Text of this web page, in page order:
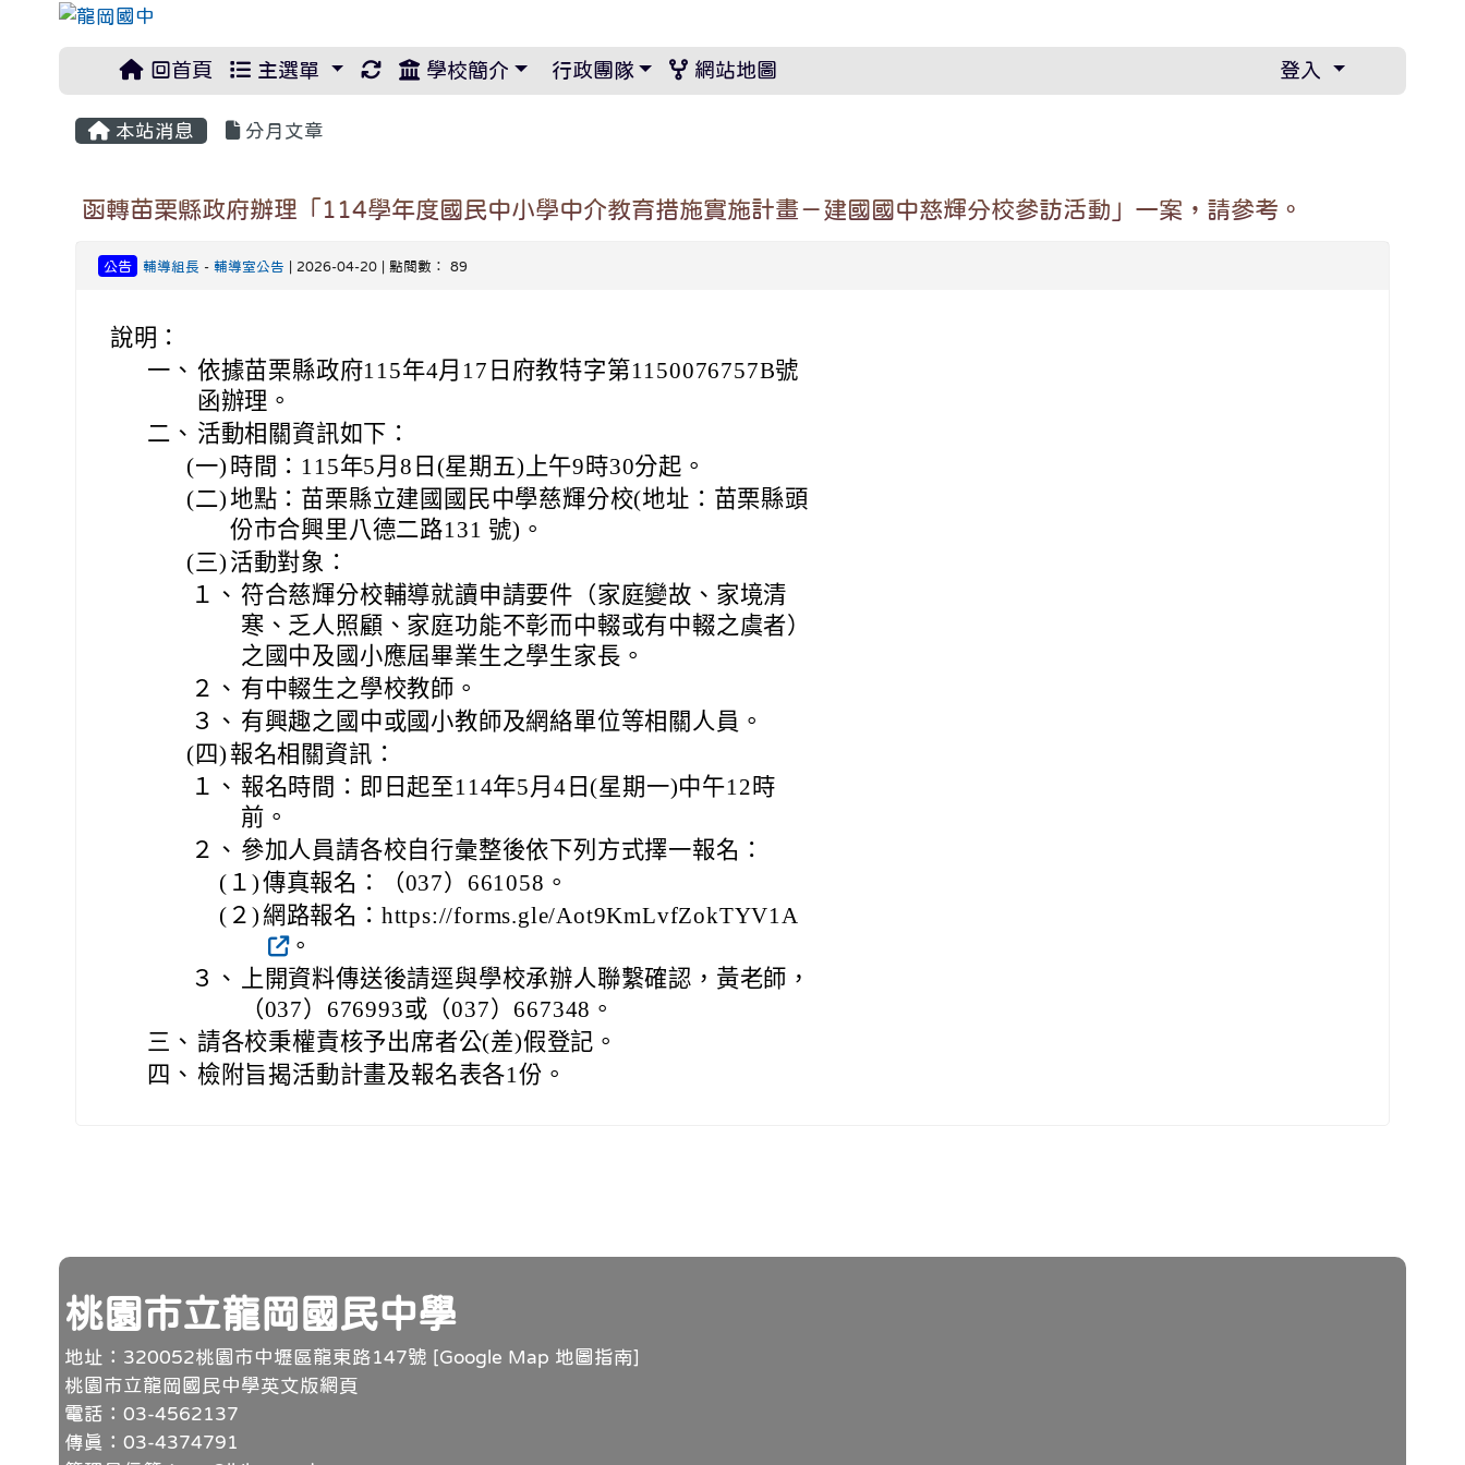
回首頁 主選單 重新取得佈景設定
學校簡介 行政團隊 網站地圖 登入
本站消息 分月文章
函轉苗栗縣政府辦理「114學年度國民中小學中介教育措施實施計畫－建國國中慈輝分校參訪活動」一案，請參考。
公告 輔導組長 -輔導室公告 | 2026-04-20 | 點閱數： 89
說明：
一、 依據苗栗縣政府115年4月17日府教特字第1150076757B號
函辦理。
二、 活動相關資訊如下：
(一) 時間：115年5月8日(星期五)上午9時30分起。
(二)地點：苗栗縣立建國國民中學慈輝分校(地址：苗栗縣頭
份市合興里八德二路131 號)。
(三) 活動對象：
１、 符合慈輝分校輔導就讀申請要件（家庭變故、家境清
寒、乏人照顧、家庭功能不彰而中輟或有中輟之虞者）
之國中及國小應屆畢業生之學生家長。
２、 有中輟生之學校教師。
３、 有興趣之國中或國小教師及網絡單位等相關人員。
(四) 報名相關資訊：
１、 報名時間：即日起至114年5月4日(星期一)中午12時
前。
２、 參加人員請各校自行彙整後依下列方式擇一報名：
(１)傳真報名：（037）661058。
(２) 網路報名：https://forms.gle/Aot9KmLvfZokTYV1A
。
３、
上開資料傳送後請逕與學校承辦人聯繫確認，黃老師，
（037）676993或（037）667348。
三、 請各校秉權責核予出席者公(差)假登記。
四、 檢附旨揭活動計畫及報名表各1份。
頁尾
桃園市立龍岡國民中學
地址：320052桃園市中壢區龍東路147號 [Google Map 地圖指南]
桃園市立龍岡國民中學英文版網頁
電話：03-4562137
傳真：03-4374791